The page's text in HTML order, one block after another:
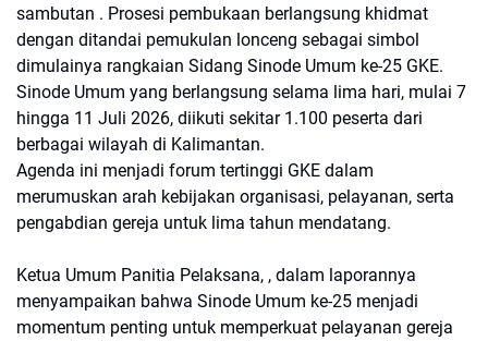
sambutan . Prosesi pembukaan berlangsung khidmat
dengan ditandai pemukulan lonceng sebagai simbol
dimulainya rangkaian Sidang Sinode Umum ke-25 GKE.
Sinode Umum yang berlangsung selama lima hari, mulai 7
hingga 11 Juli 2026, diikuti sekitar 1.100 peserta dari
berbagai wilayah di Kalimantan.
Agenda ini menjadi forum tertinggi GKE dalam
merumuskan arah kebijakan organisasi, pelayanan, serta
pengabdian gereja untuk lima tahun mendatang.
Ketua Umum Panitia Pelaksana, , dalam laporannya
menyampaikan bahwa Sinode Umum ke-25 menjadi
momentum penting untuk memperkuat pelayanan gereja